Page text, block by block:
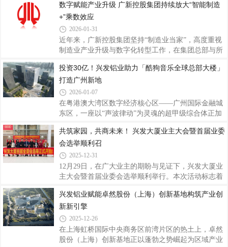
为铝土矿的沉积岩。自1821年在法国南部首次发现以
来，全球铝土矿资源主要集中在几内亚、越南、
正式发布，“兴发铝材”以15.31%的首选率荣登“2025
中国房地产产业链战略诚信服务商·铝型材类品牌”十
强榜首，“兴发系统”以14.67% 的首选率荣登“2025中
国房地产产业链战略诚信服务商·系统门窗类国产品
牌”十强榜首。双重登顶，既是行业对兴发实力的高
彰显！本次评选由全联房地产商会主导，历经10年研
究迭代，秉持“客观、公益、公正
数字赋能产业升级 广新控股集团持续放大“智能制造
+”乘数效应
2026-01-31
近年来，广新控股集团坚持“制造业当家”，高度重视
制造业产业升级与数字化转型工作，在集团总部与所
联网创新与服务平台与人工智能平台两大筑基底座，
在企业层面建立多个数字化工厂，显著提升制造业数
字化水平。2025年12月，广新控股集团凭借《铝型材
行业全流程数字化智能工厂》项目成功入选国家工业
信息安全发展研究中心“2025年实验室重点领域优秀
东兴发铝业有限公司（以下简称“兴发铝业”）实现共
享制造模式落地，推动挤压生产效率、图
投资30亿！兴发铝业助力「酷狗音乐全球总部大楼」
打造广州新地
2026-01-07
在粤港澳大湾区数字经济核心区——广州国际金融城
东区，一座以“声波律动”为灵魂的超甲级综合体正加
音乐全球总部大楼，不仅是酷狗公司首个自建总部基
地，更将成为珠江天际线的全新地标，预计2026年第
三季度正式交付使用，承载起数字音乐与AI技术融合
的产业使命。酷狗音乐全球总部大楼作为广州市推动
文化产业与数字经济深度融合的战略性工程，被定位
米，涵盖高端办公、商业配套、专业录音棚、音乐体
验区等多元业态，实现办公与创作场景的无缝
共筑家园，共商未来！ 兴发大厦业主大会暨首届业委
会选举顺利召
2025-12-31
12月29日，在广大业主的期盼与见证下，兴发大厦业
主大会暨首届业委会选举顺利举行。本次活动标志着
业裙楼兴发天地的焕新升级与试业活动也正式拉开序
幕，共同勾勒出一幅“美好家园”与“繁荣商业”相辅相
成的未来画卷。一、业主共建家园首届业委会选举正
式启动在禅城区相关政府部门的指导与支持下，经过
数月精心筹备，兴发大厦成立业主委员会的各项工作
兴发铝业赋能卓然股份（上海）创新基地构筑产业创
新新引擎
2025-12-26
在上海虹桥国际中央商务区前湾片区的热土上，卓然
股份（上海）创新基地正以蓬勃之势崛起为区域产业